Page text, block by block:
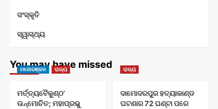
ସଂସ୍କୃତି
ସ୍ୱାସ୍ଥ୍ୟ
You may have missed
ମନୋରଞ୍ଜନ ରାଜ୍ୟ
ମର୍ତ୍ତ୍ୟବୈକୁଣ୍ଠ’
ଉନ୍ମୋଚିତ; ମହାପ୍ରଭୁ
ରାଜ୍ୟ
ଦାମୋଦରପୁର ହତ୍ୟାକାଣ୍ଡ
ଘଟଣାର 72 ଘଣ୍ଟା ପରେ